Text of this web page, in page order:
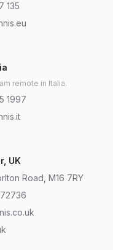
135
remote in Italia.
1997
UK
Road, M16 7RY